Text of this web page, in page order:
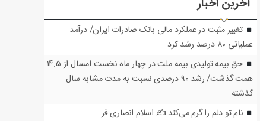
آخرین اخبار
تغییر مثبت در عملکرد مالی بانک صادرات ایران/ درآمد
عملیاتی ۸۰ درصد رشد کرد
حق بیمه تولیدی بیمه ملت در چهار ماه نخست امسال از ۱۴.۵
همت گذشت/ رشد ۹۰ درصدی نسبت به مدت مشابه سال
گذشته
نام تو دلم را گرم می‌کند ✍️ اسلام انصاری فر